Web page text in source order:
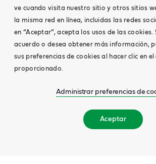
ve cuando visita nuestro sitio y otros sitios
la misma red en línea, incluidas las redes
en “Aceptar”, acepta los usos de las cookies.
acuerdo o desea obtener más información,
sus preferencias de cookies al hacer clic en el
proporcionado.
Administrar preferencias de
Aceptar